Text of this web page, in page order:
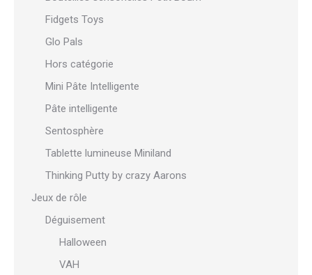
Fidgets Toys
Glo Pals
Hors catégorie
Mini Pâte Intelligente
Pâte intelligente
Sentosphère
Tablette lumineuse Miniland
Thinking Putty by crazy Aarons
Jeux de rôle
Déguisement
Halloween
VAH